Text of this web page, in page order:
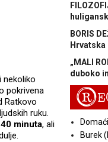
i nekoliko
pokrivena
Ratkovo
ruku.
minuta, ali
BORIS
Hrvatska
„MALI
duboko
R
Burek